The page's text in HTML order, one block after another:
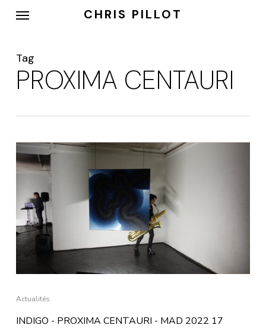
CHRIS PILLOT
Menu
Tag
PROXIMA CENTAURI
Actualités
INDIGO - PROXIMA CENTAURI - MAD 2022 17